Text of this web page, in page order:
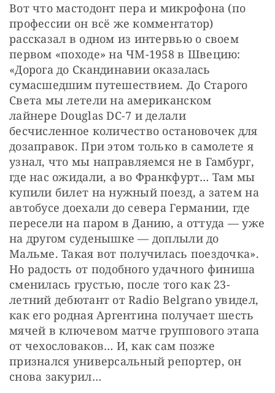
Вот что мастодонт пера и микрофона (по
профессии он всё же комментатор)
рассказал в одном из интервью о своем
первом «походе» на ЧМ-1958 в Швецию:
«Дорога до Скандинавии оказалась
сумасшедшим путешествием. До Старого
Света мы летели на американском
лайнере Douglas DC-7 и делали
бесчисленное количество остановочек для
дозаправок. При этом только в самолете я
узнал, что мы направляемся не в Гамбург,
где нас ожидали, а во Франкфурт… Там мы
купили билет на нужный поезд, а затем на
автобусе доехали до севера Германии, где
пересели на паром в Данию, а оттуда — уже
на другом суденышке — доплыли до
Мальме. Такая вот получилась поездочка».
Но радость от подобного удачного финиша
сменилась грустью, после того как 23-
летний дебютант от Radio Belgrano увидел,
как его родная Аргентина получает шесть
мячей в ключевом матче группового этапа
от чехословаков… И, как сам позже
признался универсальный репортер, он
снова закурил…